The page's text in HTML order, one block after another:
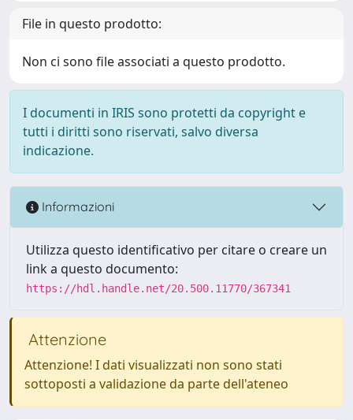
File in questo prodotto:
Non ci sono file associati a questo prodotto.
I documenti in IRIS sono protetti da copyright e
tutti i diritti sono riservati, salvo diversa
indicazione.
Informazioni
Utilizza questo identificativo per citare o creare un
link a questo documento:
https://hdl.handle.net/20.500.11770/367341
Attenzione
Attenzione! I dati visualizzati non sono stati
sottoposti a validazione da parte dell'ateneo